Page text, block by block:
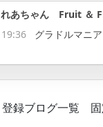
あちゃん Fruit ＆
グラドルマニ
登録ブログ一覧